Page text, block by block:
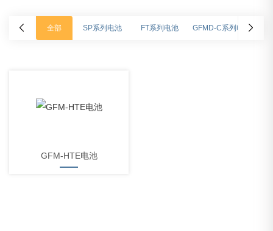
全部 SP系列电池 FT系列电池 GFMD-C系列电池SPG
GFM-HTE电池